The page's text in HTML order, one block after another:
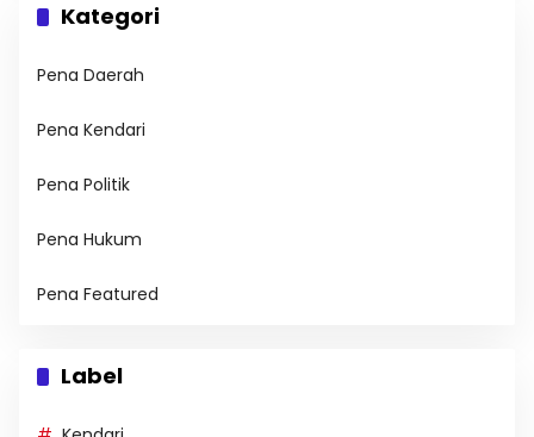
Kategori
Pena Daerah
Pena Kendari
Pena Politik
Pena Hukum
Pena Featured
Label